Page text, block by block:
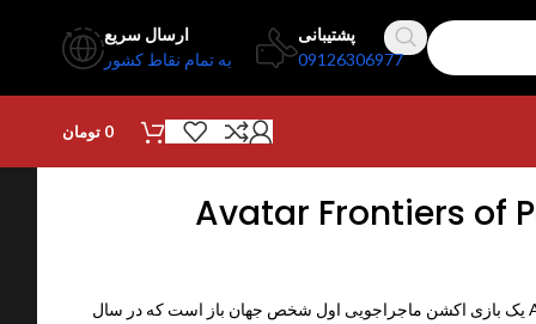
پشتیبانی
09126306977
ارسال سریع
به تمام نقاط کشور
0 تومان
Avatar Frontiers of
بازی Avatar Frontiers of Pandora یک بازی اکشن ماجراجویی اول شخص جهان باز است که در سال